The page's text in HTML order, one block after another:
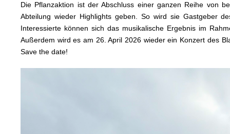
Die Pflanzaktion ist der Abschluss einer ganzen Reihe von
Abteilung wieder Highlights geben. So wird sie Gastgeber
Interessierte können sich das musikalische Ergebnis im
Außerdem wird es am 26. April 2026 wieder ein Konzert des
Save the date!